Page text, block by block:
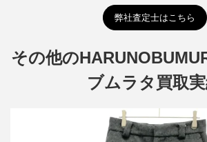
弊社査定士はこちら
その他の
ブムラタ買取